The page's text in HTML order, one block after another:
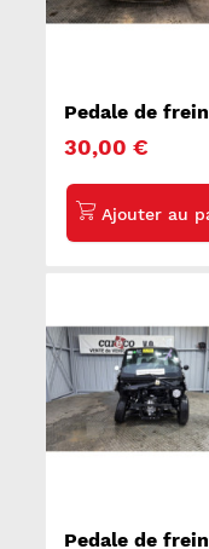
Pedale de frein
30,00 €
Pedale de frein